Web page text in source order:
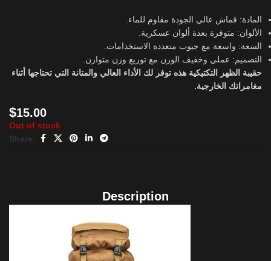
المادة: قماش عالي الجودة مقاوم للماء.
الألوان: متوفرة بعدة ألوان عسكرية.
السعة: واسعة مع جيوب متعددة الاستخدامات.
التصميم: عملي وخفيف الوزن مع توزيع وزن متوازن.
حقيبة الظهر التكتيكية هذه توفر لك الأداء العالي والمتانة التي تحتاجها أثناء
مغامراتك الخارجية.
$15.00
Out of stock
Share:
Description